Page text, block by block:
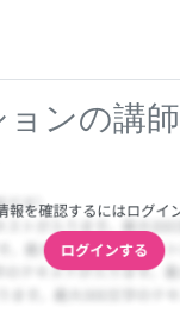
ンの講師